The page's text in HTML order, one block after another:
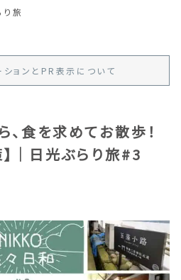
旅
ョン と PR 表示 について
食を求めてお散歩！
｜日光ぶらり旅#3